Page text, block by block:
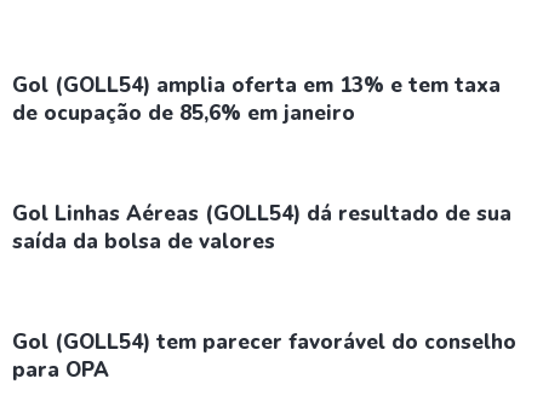
Gol (GOLL54) amplia oferta em 13% e tem taxa
de ocupação de 85,6% em janeiro
Gol Linhas Aéreas (GOLL54) dá resultado de sua
saída da bolsa de valores
Gol (GOLL54) tem parecer favorável do conselho
para OPA